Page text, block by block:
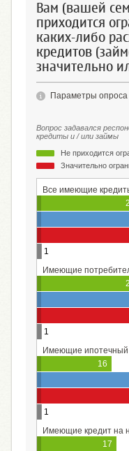
Вам (вашей
приходится
каких-либо
кредитов
значительно
Параметры опроса
Вопрос задавался
кредиты и / или займы
Не приходится
Значительно
Все имеющие
1
Имеющие
1
Имеющие ипотечный
16
1
Имеющие кредит на
17